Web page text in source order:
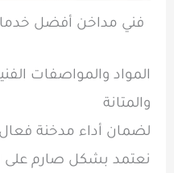
فني مداخن أفضل
المواد والمواصفات
والمتانة
لضمان أداء مدخنة
نعتمد بشكل صارم على